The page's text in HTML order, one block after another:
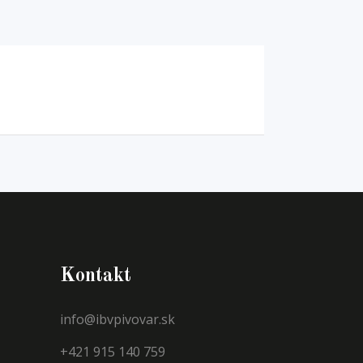
Kontakt
info@ibvpivovar.sk
+421 915 140 759